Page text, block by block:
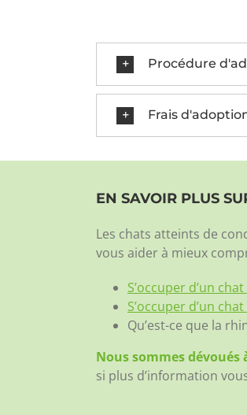
Procédure
Frais
EN SAVOIR PLUS
Les chats atteints de
vous aider à mieux
S’occuper d’un
S’occuper d’un
Qu’est-ce que la
Nous sommes
si plus d’information